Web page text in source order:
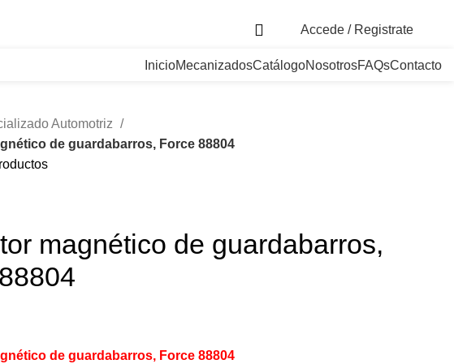
Accede / Registrate
InicioMecanizadosCatálogoNosotrosFAQsContacto
Automotriz
de guardabarros, Force 88804
magnético de guardabarros,
de guardabarros, Force 88804